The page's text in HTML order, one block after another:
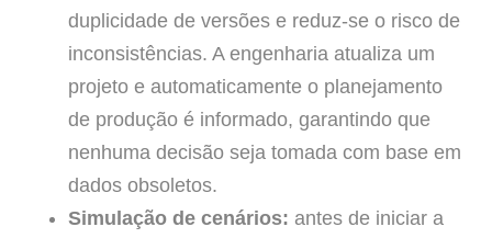
duplicidade de versões e reduz-se o risco de
inconsistências. A engenharia atualiza um
projeto e automaticamente o planejamento
de produção é informado, garantindo que
nenhuma decisão seja tomada com base em
dados obsoletos.
Simulação de cenários: antes de iniciar a